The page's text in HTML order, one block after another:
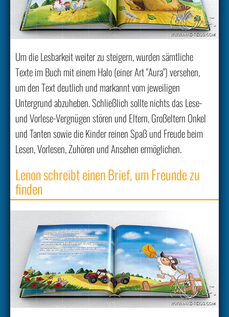
Um die Lesbarkeit weiter zu steigern, wurden sämtliche
Texte im Buch mit einem Halo (einer Art "Aura") versehen,
um den Text deutlich und markannt vom jeweiligen
Untergrund abzuheben. Schließlich sollte nichts das Lese-
und Vorlese-Vergnügen stören und Eltern, Großeltern Onkel
und Tanten sowie die Kinder reinen Spaß und Freude beim
Lesen, Vorlesen, Zuhören und Ansehen ermöglichen.
Lenon schreibt einen Brief, um Freunde zu
finden